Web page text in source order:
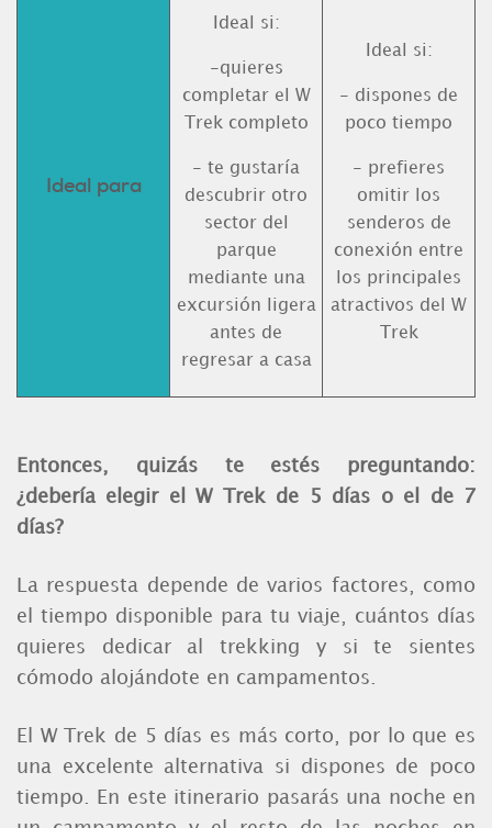
Ideal para
Ideal si:
-quieres
completar el W
Trek completo
- te gustaría
descubrir otro
sector del
parque
mediante una
excursión ligera
antes de
regresar a casa
Ideal si:
- dispones de
poco tiempo
- prefieres
omitir los
senderos de
conexión entre
los principales
atractivos del W
Trek
Entonces, quizás te estés preguntando:
¿debería elegir el W Trek de 5 días o el de 7
días?
La respuesta depende de varios factores, como
el tiempo disponible para tu viaje, cuántos días
quieres dedicar al trekking y si te sientes
cómodo alojándote en campamentos.
El W Trek de 5 días es más corto, por lo que es
una excelente alternativa si dispones de poco
tiempo. En este itinerario pasarás una noche en